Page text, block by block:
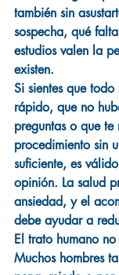
también sin
sospecha, qué
estudios valen la
existen.
Si sientes que
rápido, que no
preguntas o que te
procedimiento sin
suficiente, es
opinión. La salud
ansiedad, y el
debe ayudar a
El trato humano
Muchos hombres